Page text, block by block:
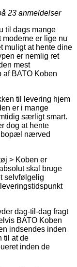
23 anmeldelser
til dags mange
moderne er lige nu
muligt at hente dine
er nemlig ret
mest
BATO Koben
til levering hjem
er i mange
særligt smart.
dog at hente
bopæl nærved
> Koben er
skal bruge
selvfølgelig
dag-til-dag fragt
BATO Koben
indsendes inden
til at de
inden de